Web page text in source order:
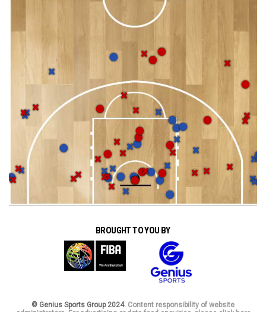
BROUGHT TO YOU BY
© Genius Sports Group 2024. Content responsibility of website